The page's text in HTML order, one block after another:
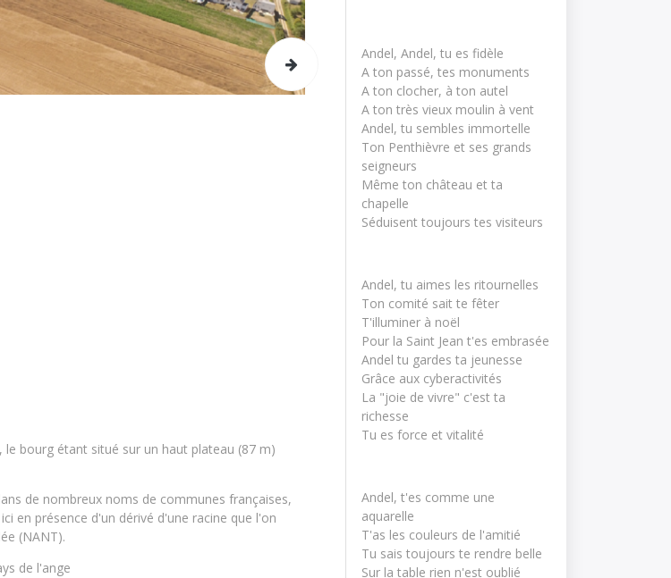
bourg étant situé sur un haut plateau (87 m)
de nombreux noms de communes françaises,
en présence d'un dérivé d'une racine que l'on
(NANT).
de l'ange
Andel, Andel, tu es fidèle
A ton passé, tes monuments
A ton clocher, à ton autel
A ton très vieux moulin à vent
Andel, tu sembles immortelle
Ton Penthièvre et ses grands
seigneurs
Même ton château et ta
chapelle
Séduisent toujours tes visiteurs
Andel, tu aimes les ritournelles
Ton comité sait te fêter
T'illuminer à noël
Pour la Saint Jean t'es embrasée
Andel tu gardes ta jeunesse
Grâce aux cyberactivités
La "joie de vivre" c'est ta
richesse
Tu es force et vitalité
Andel, t'es comme une
aquarelle
T'as les couleurs de l'amitié
Tu sais toujours te rendre belle
Sur la table rien n'est oublié